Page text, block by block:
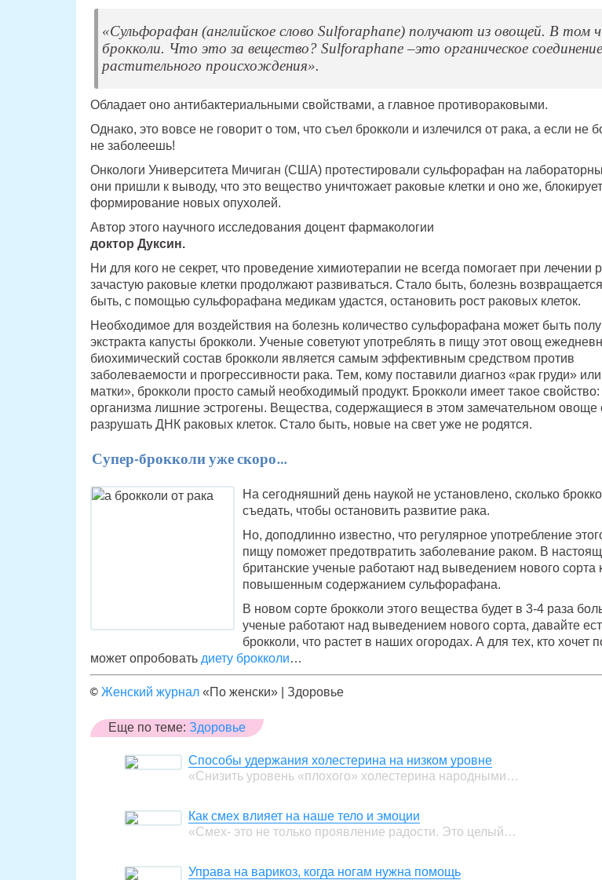
«Сульфорафан (английское слово Sulforaphane) получают из овощей. В том
брокколи. Что это за вещество? Sulforaphane –это органическое соединение
растительного происхождения».
Обладает оно антибактериальными свойствами, а главное противораковыми.
Однако, это вовсе не говорит о том, что съел брокколи и излечился от рака, а если не
не заболеешь!
Онкологи Университета Мичиган (США) протестировали сульфорафан на
они пришли к выводу, что это вещество уничтожает раковые клетки и оно же, блокирует
формирование новых опухолей.
Автор этого научного исследования доцент фармакологии
доктор Дуксин.
Ни для кого не секрет, что проведение химиотерапии не всегда помогает при лечении
зачастую раковые клетки продолжают развиваться. Стало быть, болезнь
быть, с помощью сульфорафана медикам удастся, остановить рост раковых клеток.
Необходимое для воздействия на болезнь количество сульфорафана может быть
экстракта капусты брокколи. Ученые советуют употреблять в пищу этот овощ
биохимический состав брокколи является самым эффективным средством против
заболеваемости и прогрессивности рака. Тем, кому поставили диагноз «рак груди»
матки», брокколи просто самый необходимый продукт. Брокколи имеет такое свойство:
организма лишние эстрогены. Вещества, содержащиеся в этом замечательном овоще
разрушать ДНК раковых клеток. Стало быть, новые на свет уже не родятся.
Супер-брокколи уже скоро…
На сегодняшний день наукой не установлено, сколько
съедать, чтобы остановить развитие рака.
Но, доподлинно известно, что регулярное употребление
пищу поможет предотвратить заболевание раком. В
британские ученые работают над выведением нового сорта
повышенным содержанием сульфорафана.
В новом сорте брокколи этого вещества будет в 3-4 раза
ученые работают над выведением нового сорта, давайте
брокколи, что растет в наших огородах. А для тех, кто хочет
может опробовать диету брокколи…
© Женский журнал«По женски» | Здоровье
Еще по теме: Здоровье
Способы удержания холестерина на низком уровне
«Снизить уровень «плохого» холестерина народными…
Как смех влияет на наше тело и эмоции
«Смех- это не только проявление радости. Это целый…
Управа на варикоз, когда ногам нужна помощь